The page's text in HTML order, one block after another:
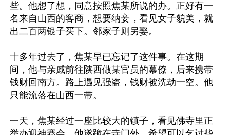
些。他想了想，同意按照焦某所说的办。正好有一
名来自山西的客商，想要纳妾，看见女子貌美，就
出二百两银子买下。邻家子则另娶。
十多年过去了，焦某早已忘记了这件事。在这期
间，他与亲戚前往陕西做某官员的幕僚，后来携带
钱财回南方。路上遇见强盗，钱财被洗劫一空。他
只能流落在山西一带。
一天，焦某经过一座比较大的镇子，看见佛寺里正